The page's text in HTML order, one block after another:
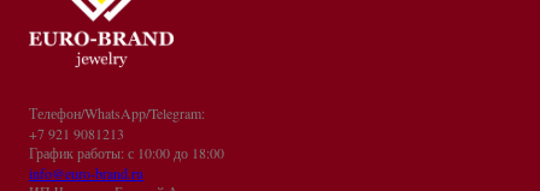
Телефон/WhatsApp/Telegram:
+7 921 9081213
График работы: с 10:00 до 18:00
info@euro-brand.ru